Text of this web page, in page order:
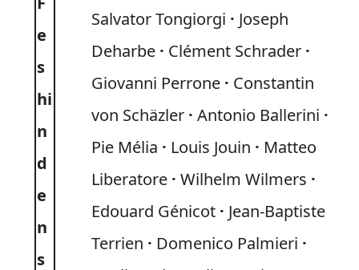
e
s
hi
n
d
e
n
s
Salvator Tongiorgi
Joseph
Deharbe
Clément Schrader
Giovanni Perrone
Constantin
von Schäzler Antonio Ballerini
Pie Mélia
Louis Jouin
Matteo
Liberatore Wilhelm Wilmers
Edouard Génicot
Jean-Baptiste
Terrien
Domenico Palmieri